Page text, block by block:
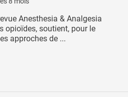
Anesthesia & Analgesia
opioïdes, soutient, pour le
approches de ...